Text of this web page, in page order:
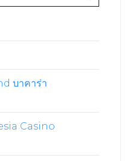
บาคาร่า
Casino